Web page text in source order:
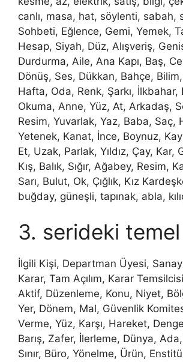
canlı, masa, hat, söylenti, sabah,
Sohbeti, Eğlence, Gemi, Yemek,
Hesap, Siyah, Düz, Alışveriş,
Durdurma, Aile, Ana Kapı, Baş,
Dönüş, Ses, Dükkan, Bahçe, Bilim,
Hafta, Oda, Renk, Şarkı, İlkbahar,
Okuma, Anne, Yüz, At, Arkadaş,
Resim, Yuvarlak, Yaz, Baba, Saç,
Yetenek, Kanat, İnce, Boynuz,
Et, Uzak, Parlak, Yıldız, Çay, Kar,
Kış, Balık, Sığır, Ağabey, Resim,
Sarı, Bulut, Ok, Çığlık, Kız
buğday, güneşli, tapınak, abla,
3. serideki
İlgili Kişi, Departman Üyesi,
Karar, Tam Açılım, Karar
Aktif, Düzenleme, Konu, Niyet,
Yer, Dönem, Mal, Güvenlik
Verme, Yüz, Karşı, Hareket,
Barış, Zafer, İlerleme, Dünya,
Sınır, Büro, Yönelme, Ürün,